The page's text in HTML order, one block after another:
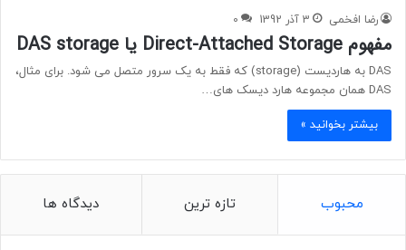
رضا افخمی 3 آذر 1392 0
مفهوم Direct-Attached Storage یا DAS storage
DAS به هاردیست (storage) که فقط به یک سرور متصل می شود. برای مثال،
DAS همان مجموعه هارد دیسک های…
بیشتر بخوانید »
محبوب تازه ترین دیدگاه ها